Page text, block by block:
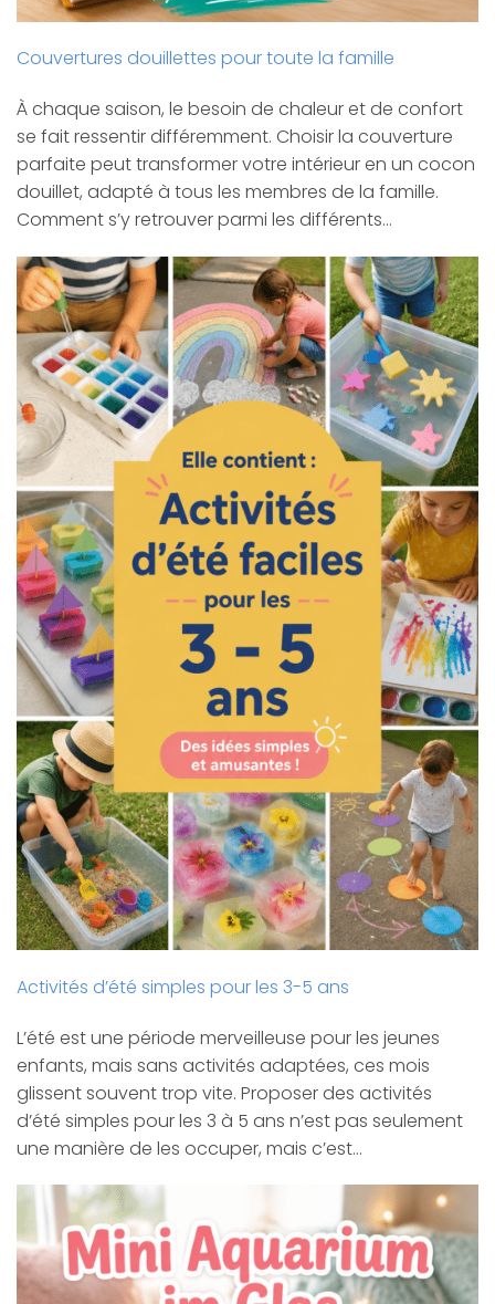
Couvertures douillettes pour toute la famille
À chaque saison, le besoin de chaleur et de confort
se fait ressentir différemment. Choisir la couverture
parfaite peut transformer votre intérieur en un cocon
douillet, adapté à tous les membres de la famille.
Comment s’y retrouver parmi les différents…
Activités d’été simples pour les 3-5 ans
L’été est une période merveilleuse pour les jeunes
enfants, mais sans activités adaptées, ces mois
glissent souvent trop vite. Proposer des activités
d’été simples pour les 3 à 5 ans n’est pas seulement
une manière de les occuper, mais c’est…